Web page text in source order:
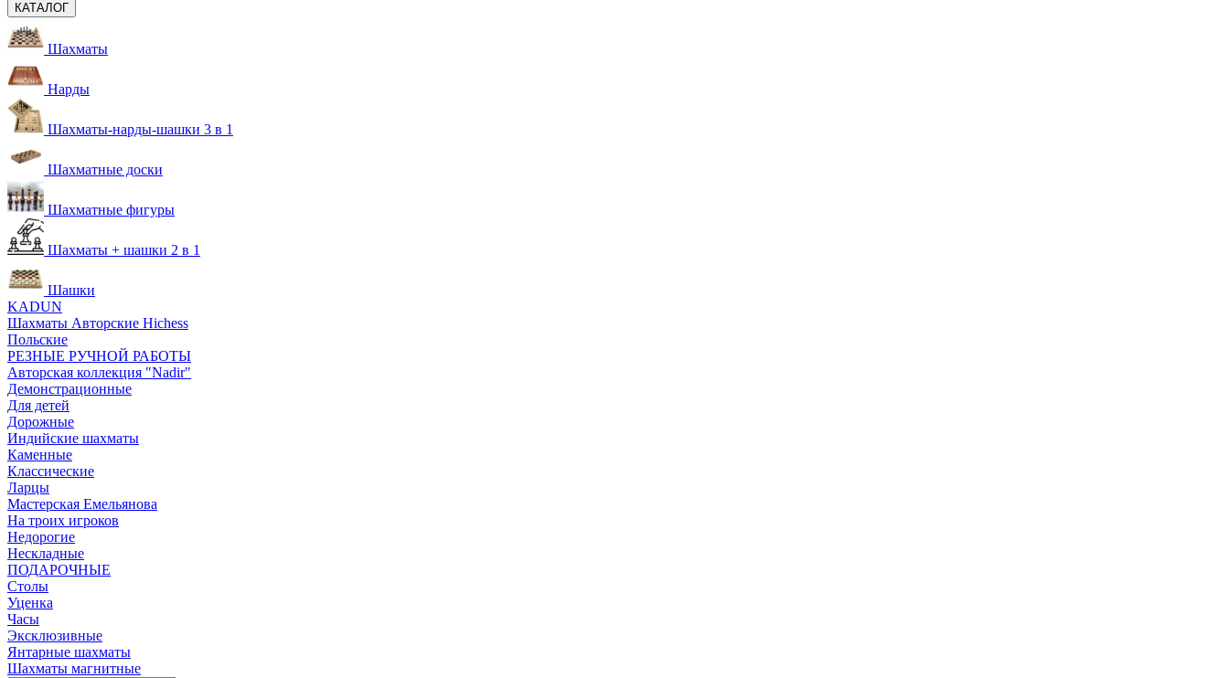
КАТАЛОГ
Шахматы
Нарды
Шахматы-нарды-шашки 3 в 1
Шахматные доски
Шахматные фигуры
Шахматы + шашки 2 в 1
Шашки
KADUN
Шахматы Авторские Hichess
Польские
РЕЗНЫЕ РУЧНОЙ РАБОТЫ
Авторская коллекция "Nadir"
Демонстрационные
Для детей
Дорожные
Индийские шахматы
Каменные
Классические
Ларцы
Мастерская Емельянова
На троих игроков
Недорогие
Нескладные
ПОДАРОЧНЫЕ
Столы
Уценка
Часы
Эксклюзивные
Янтарные шахматы
Шахматы магнитные